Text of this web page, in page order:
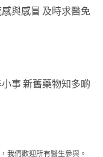
與感冒 及時求醫免
事 新舊藥物知多啲
我們歡迎所有醫生參與。